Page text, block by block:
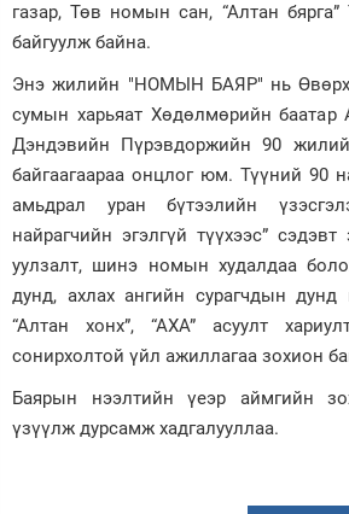
газар, Төв номын сан, “Алтан
байгуулж байна.
Энэ жилийн "НОМЫН БАЯР" нь
сумын харьяат Хөдөлмөрийн баатар
Дэндэвийн Пүрэвдоржийн 90
байгаагаараа онцлог юм. Түүний 90
амьдрал уран бүтээлийн
найрагчийн эгэлгүй түүхээс”
уулзалт, шинэ номын худалдаа
дунд, ахлах ангийн сурагчдын дунд
“Алтан хонх”, “АХА” асуулт
сонирхолтой үйл ажиллагаа зохион
Баярын нээлтийн үеэр аймгийн
үзүүлж дурсамж хадгалууллаа.